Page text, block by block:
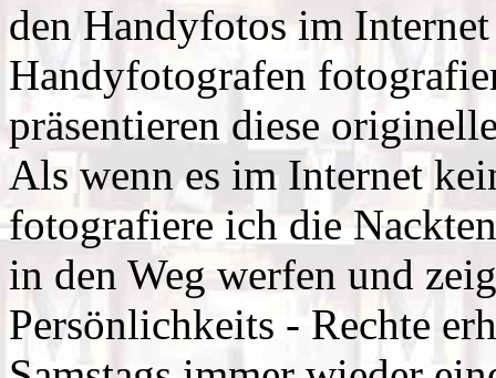
den Handyfotos im
Handyfotografen
präsentieren diese
Als wenn es im Internet
fotografiere ich die
in den Weg werfen und
Persönlichkeits - Rechte